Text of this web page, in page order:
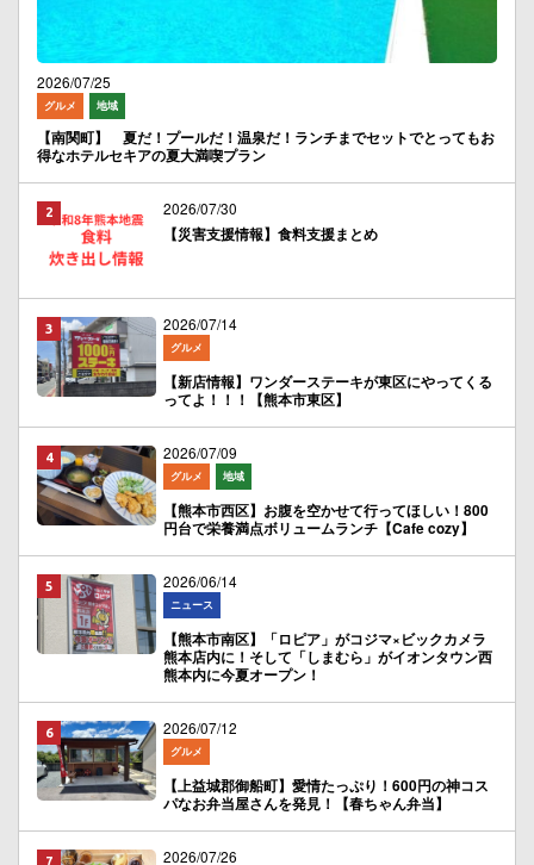
2026/07/25
グルメ 地域
【南関町】 夏だ！プールだ！温泉だ！ランチまでセットでとってもお
得なホテルセキアの夏大満喫プラン
2026/07/30
【災害支援情報】食料支援まとめ
2026/07/14
グルメ
【新店情報】ワンダーステーキが東区にやってくる
ってよ！！！【熊本市東区】
2026/07/09
グルメ 地域
【熊本市西区】お腹を空かせて行ってほしい！800
円台で栄養満点ボリュームランチ【Cafe cozy】
2026/06/14
ニュース
【熊本市南区】「ロピア」がコジマ×ビックカメラ
熊本店内に！そして「しまむら」がイオンタウン西
熊本内に今夏オープン！
2026/07/12
グルメ
【上益城郡御船町】愛情たっぷり！600円の神コス
パなお弁当屋さんを発見！【春ちゃん弁当】
2026/07/26